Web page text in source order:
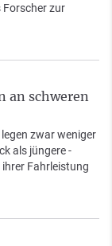
Forscher zur
an schweren
zwar weniger
als jüngere -
Fahrleistung